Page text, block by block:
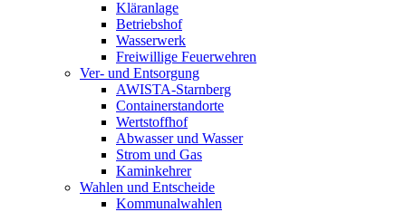
Kläranlage
Betriebshof
Wasserwerk
Freiwillige Feuerwehren
Ver- und Entsorgung
AWISTA-Starnberg
Containerstandorte
Wertstoffhof
Abwasser und Wasser
Strom und Gas
Kaminkehrer
Wahlen und Entscheide
Kommunalwahlen